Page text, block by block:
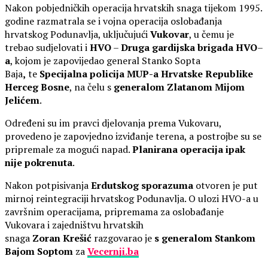
Nakon pobjedničkih operacija hrvatskih snaga tijekom 1995.
godine razmatrala se i vojna operacija oslobađanja
hrvatskog Podunavlja, uključujućiVukovar, u čemu je
trebao sudjelovati iHVO–Druga gardijska brigada HVO–
a, kojom je zapovijedao general Stanko Sopta
Baja, te Specijalna policija MUP-a Hrvatske Republike
Herceg Bosne, na čelu s generalom Zlatanom Mijom
Jelićem.
Određeni su im pravci djelovanja prema Vukovaru,
provedeno je zapovjedno izviđanje terena, a postrojbe su se
pripremale za mogući napad.Planirana operacija ipak
nije pokrenuta.
Nakon potpisivanjaErdutskog sporazuma otvoren je put
mirnoj reintegraciji hrvatskog Podunavlja. O ulozi HVO-a u
završnim operacijama, pripremama za oslobađanje
Vukovara i zajedništvu hrvatskih
snaga ZoranKrešić razgovarao je s generalom Stankom
Bajom Soptom zaVecernji.ba